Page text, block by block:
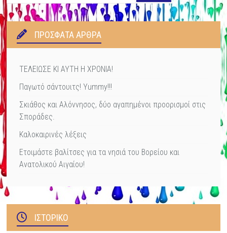
ΠΡΌΣΦΑΤΑ ΆΡΘΡΑ
ΤΕΛΕΙΩΣΕ ΚΙ ΑΥΤΗ Η ΧΡΟΝΙΑ!
Παγωτό σάντουιτς! Yummy!!!
Σκιάθος και Αλόννησος, δύο αγαπημένοι προορισμοί στις
Σποράδες.
Καλοκαιρινές λέξεις
Ετοιμάστε βαλίτσες για τα νησιά του Βορείου και
Ανατολικού Αιγαίου!
ΙΣΤΟΡΙΚΌ